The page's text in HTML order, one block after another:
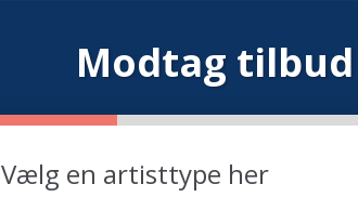
Modtag tilbud
Vælg en artisttype her